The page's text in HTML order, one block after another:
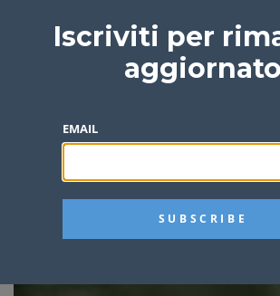
Iscriviti per
aggiornato
EMAIL